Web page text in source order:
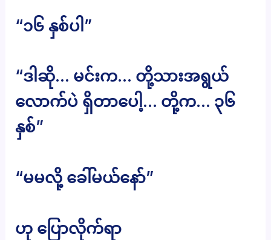
“၁၆ နှစ်ပါ”
“ဒါဆို… မင်းက… တို့သားအရွယ်
လောက်ပဲ ရှိတာပေါ့… တို့က… ၃၆
နှစ်”
“မမလို့ ခေါ်မယ်နော်”
ဟု ပြောလိုက်ရာ